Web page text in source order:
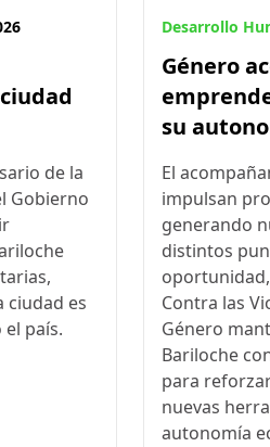
de la
Gobierno
ciudad es
país.
Género
su
Desarrollo
El
impulsan
generando
distintos
Contra las
Género
Bariloche
para
nuevas
autonomía